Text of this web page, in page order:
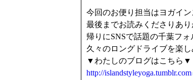
今回のお便り担当はヨガイ
最後までお読みくださりあ
帰りにSNSで話題の千葉フ
久々のロングドライブを楽し
▼わたしのブログはこちら▼
http://islandstyleyoga.tumblr.com